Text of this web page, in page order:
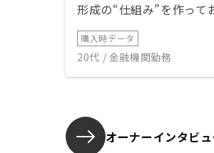
形成の“仕組み”を作って
購入時データ
20代 / 金融機関勤務
オーナーインタビ